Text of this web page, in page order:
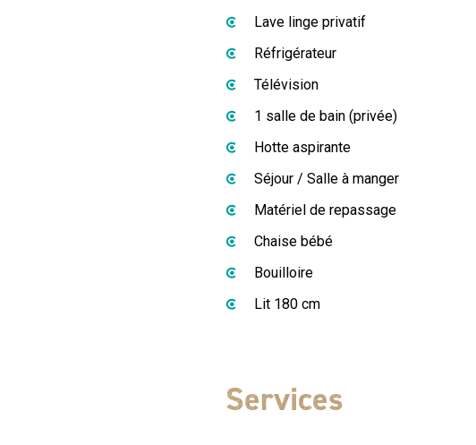
Lave linge privatif
Réfrigérateur
Télévision
1 salle de bain (privée)
Hotte aspirante
Séjour / Salle à manger
Matériel de repassage
Chaise bébé
Bouilloire
Lit 180 cm
Services